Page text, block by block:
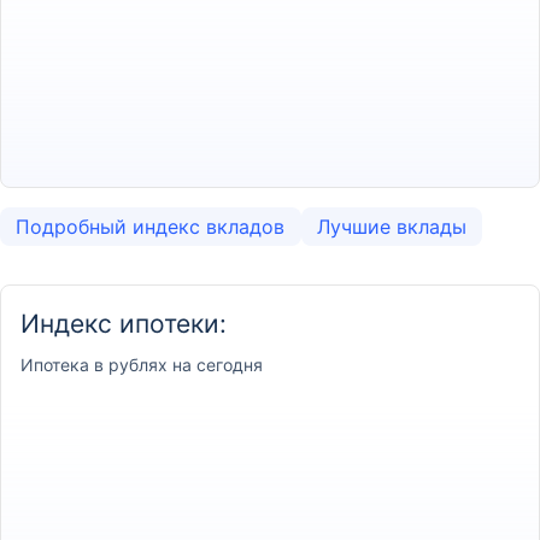
Подробный индекс вкладов Лучшие вклады
Индекс ипотеки:
Ипотека в рублях на сегодня